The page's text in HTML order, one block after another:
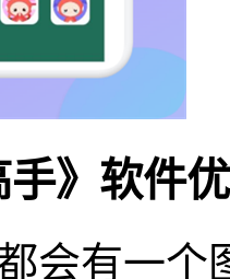
手》软件
会有一